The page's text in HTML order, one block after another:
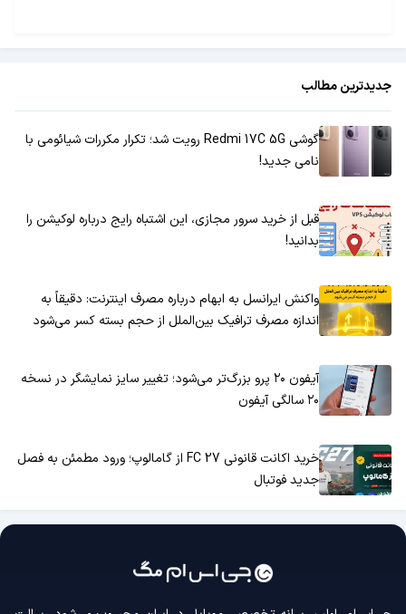
جدیدترین مطالب
گوشی Redmi 17C 5G رویت شد؛ تکرار مکررات شیائومی با
نامی جدید!
قبل از خرید سرور مجازی، این اشتباه رایج درباره لوکیشن را
بدانید!
واکنش ایرانسل به ابهام درباره مصرف اینترنت: دقیقاً به
اندازه مصرف ترافیک بین‌الملل از حجم بسته کسر می‌شود
آیفون ۲۰ پرو بزرگ‌تر می‌شود؛ تغییر سایز نمایشگر در نسخه
۲۰ سالگی آیفون
خرید اکانت قانونی FC 27 از گامالوپ؛ ورود مطمئن به فصل
جدید فوتبال